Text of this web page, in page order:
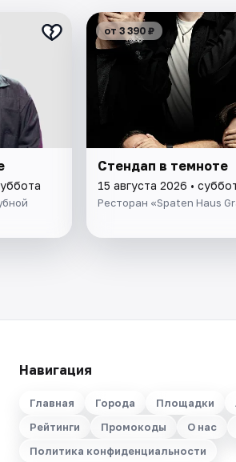
от 3 390 ₽
Стендап в темноте
15 августа 2026 •
Ресторан «Spaten Haus
Навигация
Главная Города Площадки
Рейтинги
Промокоды О нас
Политика конфиденциальности